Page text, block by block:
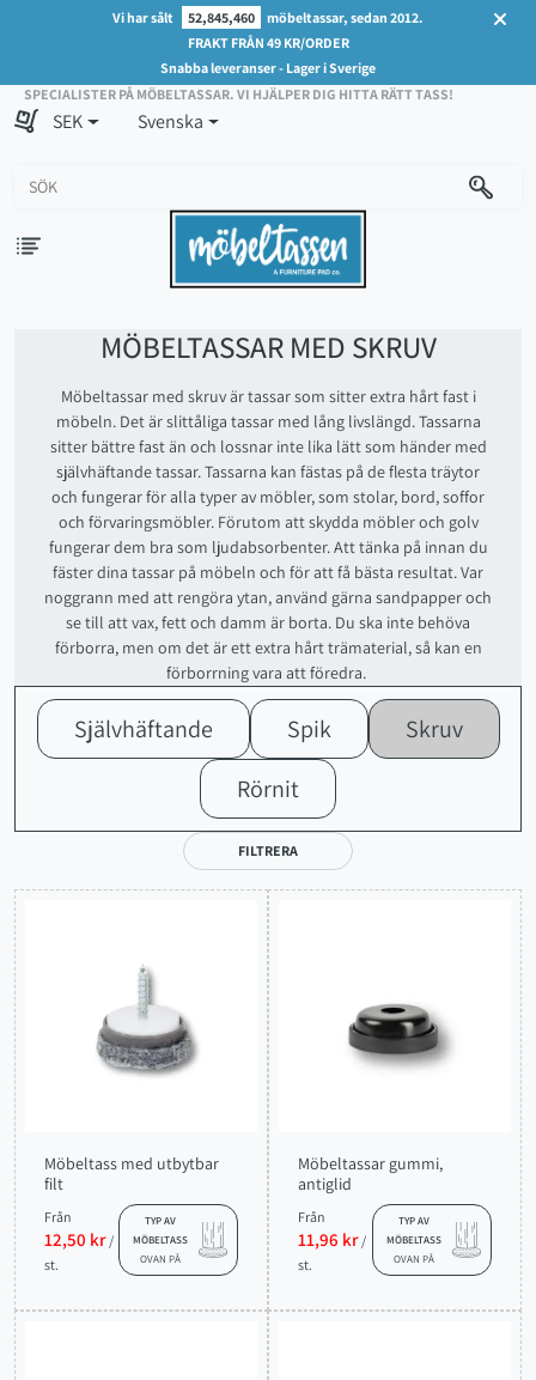
Vi har sålt 52,845,460
möbeltassar, sedan 2012.
FRAKT FRÅN 49 KR/ORDER
Snabba leveranser - Lager i Sverige
SPECIALISTER PÅ MÖBELTASSAR. VI HJÄLPER DIG HITTA RÄTT TASS!
SEK Svenska
MÖBELTASSAR MED SKRUV
Möbeltassar med skruv är tassar som sitter extra hårt fast i
möbeln. Det är slittåliga tassar med lång livslängd. Tassarna
sitter bättre fast än och lossnar inte lika lätt som händer med
självhäftande tassar. Tassarna kan fästas på de flesta träytor
och fungerar för alla typer av möbler, som stolar, bord, soffor
och förvaringsmöbler. Förutom att skydda möbler och golv
fungerar dem bra som ljudabsorbenter. Att tänka på innan du
fäster dina tassar på möbeln och för att få bästa resultat. Var
noggrann med att rengöra ytan, använd gärna sandpapper och
se till att vax, fett och damm är borta. Du ska inte behöva
förborra, men om det är ett extra hårt trämaterial, så kan en
förborrning vara att föredra.
Självhäftande Spik
Skruv
Rörnit
FILTRERA
Möbeltass med utbytbar
filt
Från
12,50 kr /
st.
TYP AV
MÖBELTASS
OVAN PÅ
Möbeltassar gummi,
antiglid
Från
11,96 kr /
st.
TYP AV
MÖBELTASS
OVAN PÅ